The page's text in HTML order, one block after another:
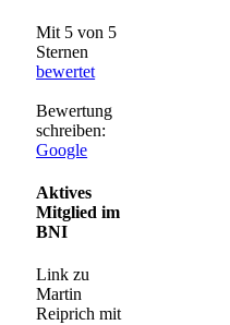
Mit 5 von 5
Sternen
bewertet
Bewertung
schreiben:
Google
Aktives
Mitglied im
BNI
Link zu
Martin
Reiprich mit